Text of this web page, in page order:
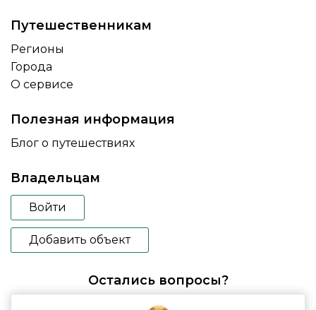
Путешественникам
Регионы
Города
О сервисе
Полезная информация
Блог о путешествиях
Владельцам
Войти
Добавить объект
Остались вопросы?